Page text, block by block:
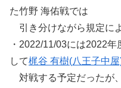
た竹野 海佑戦では
引き分けながら規定に
・2022/11/03には2022
して梶谷 有樹(八王子中
対戦する予定だったが